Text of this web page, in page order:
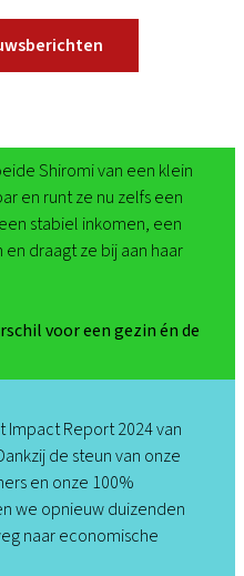
Shiromi van een klein
en runt ze nu zelfs een
stabiel inkomen, een
draagt ze bij aan haar
voor een gezin én de
Report 2024 van
de steun van onze
en onze 100%
we opnieuw duizenden
naar economische